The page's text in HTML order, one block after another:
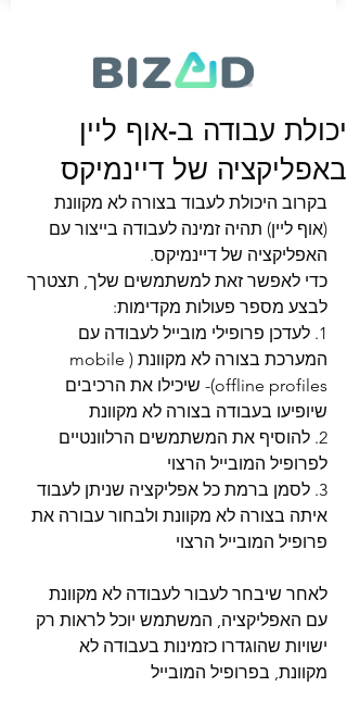
יכולת עבודה ב-אוף ליין
באפליקציה של דיינמיקס
בקרוב היכולת לעבוד בצורה לא מקוונת
(אוף ליין) תהיה זמינה לעבודה בייצור עם
האפליקציה של דיינמיקס.
כדי לאפשר זאת למשתמשים שלך, תצטרך
לבצע מספר פעולות מקדימות:
1. לעדכן פרופילי מובייל לעבודה עם
המערכת בצורה לא מקוונת (mobile
offline profiles)- שיכילו את הרכיבים
שיופיעו בעבודה בצורה לא מקוונת
2. להוסיף את המשתמשים הרלוונטיים
לפרופיל המובייל הרצוי
3. לסמן ברמת כל אפליקציה שניתן לעבוד
איתה בצורה לא מקוונת ולבחור עבורה את
פרופיל המובייל הרצוי
לאחר שיבחר לעבור לעבודה לא מקוונת
עם האפליקציה, המשתמש יוכל לראות רק
ישויות שהוגדרו כזמינות בעבודה לא
מקוונת, בפרופיל המובייל